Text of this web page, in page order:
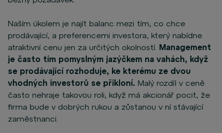
Naším úkolem je najít balanc mezi tím, co chce
prodávající, a preferencemi investora, který nabídne
atraktivní cenu jen za určitých okolností. Management
je často tím pomyslným jazýčkem na vahách, když
se prodávající rozhoduje, ke kterému ze dvou
vhodných investorů se přikloní. Malý rozdíl v ceně
často nehraje takovou roli, když má akcionář pocit, že
firma bude v dobrých rukou a zůstanou v ní stávající
zaměstnanci.